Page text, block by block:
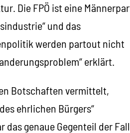
Die FPÖ ist eine
und das
werden partout nicht
erklärt.
Botschaften vermittelt,
ehrlichen Bürgers“
genaue Gegenteil der